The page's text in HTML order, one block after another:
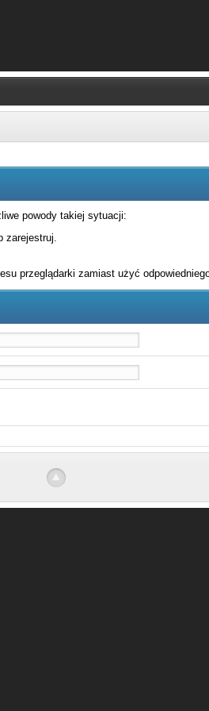
powody takiej sytuacji:
zarejestruj.
przeglądarki zamiast użyć